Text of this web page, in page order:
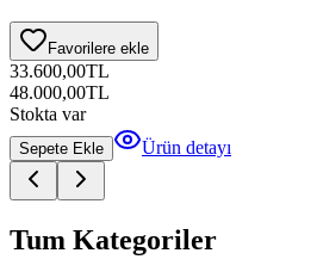
Favorilere ekle
33.600,00TL
48.000,00TL
Stokta var
Sepete Ekle Ürün detayı
Tum Kategoriler